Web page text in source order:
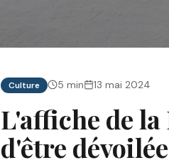
Culture 5 min 13 mai 2024
L'affiche de
d'être dévoilée